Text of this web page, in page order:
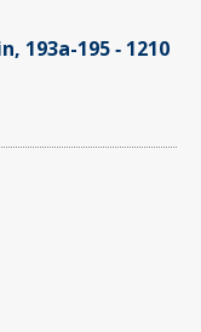
193a-195 ‐ 1210